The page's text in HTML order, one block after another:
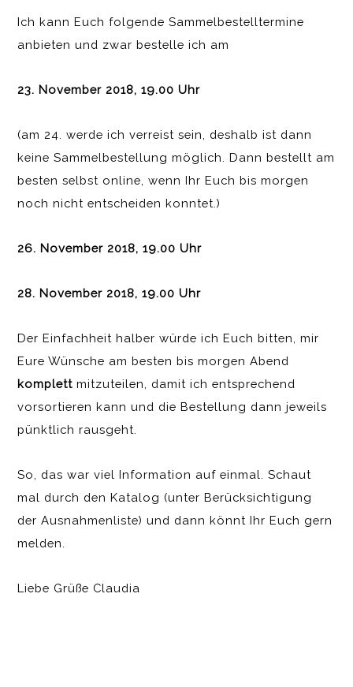
Ich kann Euch folgende Sammelbestelltermine
anbieten und zwar bestelle ich am
23. November 2018, 19.00 Uhr
(am 24. werde ich verreist sein, deshalb ist dann
keine Sammelbestellung möglich. Dann bestellt am
besten selbst online, wenn Ihr Euch bis morgen
noch nicht entscheiden konntet.)
26. November 2018, 19.00 Uhr
28. November 2018, 19.00 Uhr
Der Einfachheit halber würde ich Euch bitten, mir
Eure Wünsche am besten bis morgen Abend
komplett mitzuteilen, damit ich entsprechend
vorsortieren kann und die Bestellung dann jeweils
pünktlich rausgeht.
So, das war viel Information auf einmal. Schaut
mal durch den Katalog (unter Berücksichtigung
der Ausnahmenliste) und dann könnt Ihr Euch gern
melden.
Liebe Grüße Claudia